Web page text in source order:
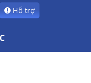
Hỗ trợ